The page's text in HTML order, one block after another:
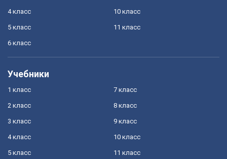
4 класс
5 класс
6 класс
10 класс
11 класс
Учебники
1 класс
2 класс
3 класс
4 класс
5 класс
7 класс
8 класс
9 класс
10 класс
11 класс